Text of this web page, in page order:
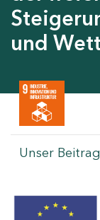
und
Unser